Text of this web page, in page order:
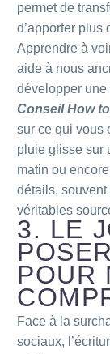
permet de
d’apporter plus
Apprendre à
aide à nous
développer une
Conseil How
sur ce qui vous
pluie glisse sur
matin ou
détails,
véritables
3. LE
POUR
Face à la
sociaux,